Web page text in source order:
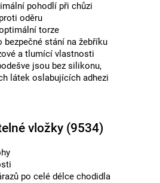
pohodlí při chůzi
oděru
torze
bezpečné stání na žebříku
a tlumící vlastnosti
jsou bez silikonu,
látek oslabujících adhezi
vložky (9534)
po celé délce chodidla